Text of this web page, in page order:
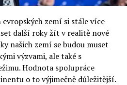
zemí si stále více
další roky žít v realitě nové
našich zemí se budou muset
výzvami, ale také s
Hodnota spolupráce
o to výjimečně důležitější.